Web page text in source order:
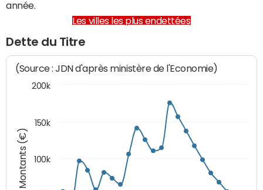
année.
Les villes les plus endettées
Dette du Titre
Montants (€)
(Source : JDN d'après ministère de l'Economie)
100k
150k
200k